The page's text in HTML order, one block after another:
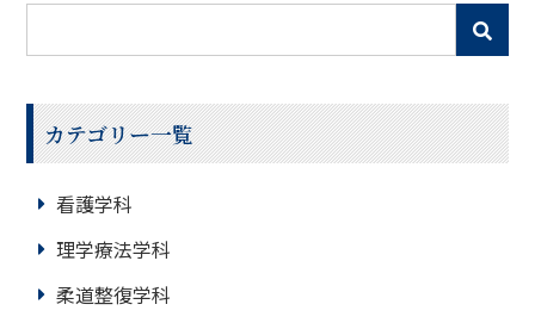
カテゴリー一覧
看護学科
理学療法学科
柔道整復学科